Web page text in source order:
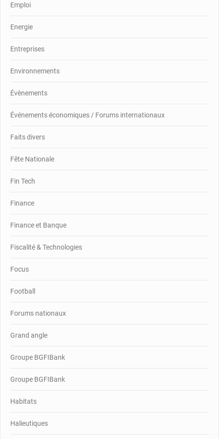
Emploi
Energie
Entreprises
Environnements
Évènements
Événements économiques / Forums internationaux
Faits divers
Fête Nationale
Fin Tech
Finance
Finance et Banque
Fiscalité & Technologies
Focus
Football
Forums nationaux
Grand angle
Groupe BGFIBank
Groupe BGFIBank
Habitats
Halieutiques